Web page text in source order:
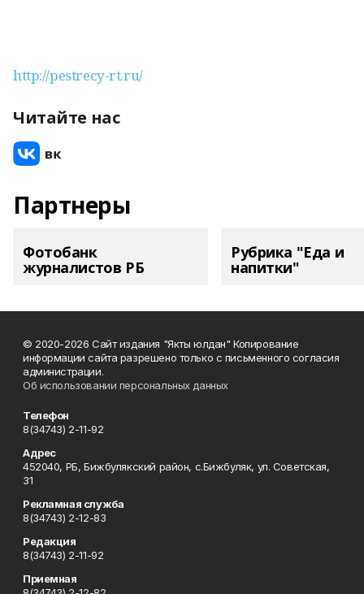
http://pestrecy-rt.ru/
Читайте нас
Партнеры
Фотобанк
журналистов РБ
Рубрика "Еда и
напитки"
© 2020-2026 Сайт издания "Якты юлдан" Копирование
информации сайта разрешено только с письменного согласия
администрации.
Об использовании персональных данных
Телефон
8(34743) 2-11-92
Адрес
452040, РБ, Бижбулякский район, с.Бижбуляк, ул. Советская,
31
Рекламная служба
8(34743) 2-12-83
Редакция
8(34743) 2-11-92
Приемная